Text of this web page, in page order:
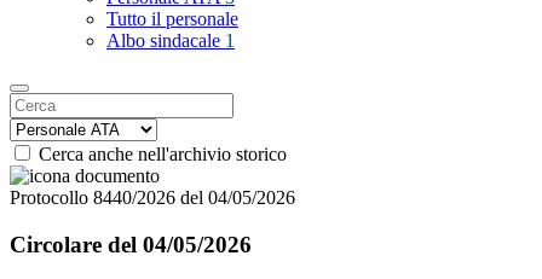
Tutto il personale
Albo sindacale 1
Cerca anche nell'archivio storico
Protocollo 8440/2026 del 04/05/2026
Circolare del 04/05/2026